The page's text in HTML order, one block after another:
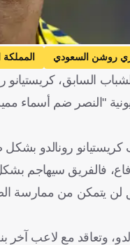
روشن السعودي المملكة
السابق، كريستيانو
"النصر ضم أسماء
رونالدو بشكل
فالفريق سيهاجم
لن يتمكن من ممارسة
وتعاقد مع لاعب